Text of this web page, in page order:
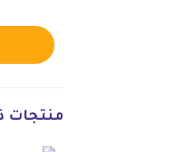
منتجات